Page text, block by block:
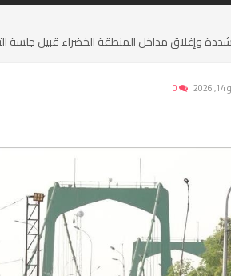
وإغلاق مداخل المنطقة الخضراء قبيل جلسة